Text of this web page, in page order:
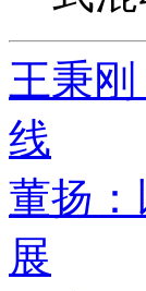
王秉
线
董扬
展